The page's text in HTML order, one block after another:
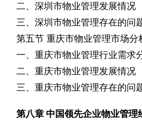
二、深圳市物业管理发展情况
三、深圳市物业管理存在的问
第五节 重庆市物业管理市场分
一、重庆市物业管理行业需求
二、重庆市物业管理发展情况
三、重庆市物业管理存在的问
第八章 中国领先企业物业管理